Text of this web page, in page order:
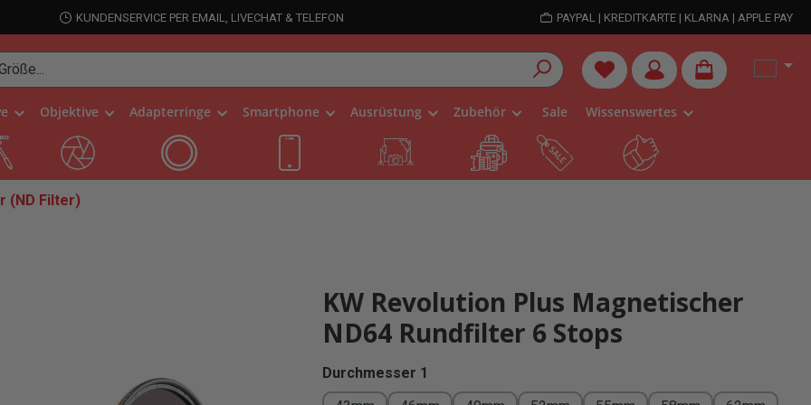
KUNDENSERVICE PER EMAIL, LIVECHAT & TELEFON PAYPAL | KREDITKARTE | KLARNA | APPLE PAY
Du hast 0 Produkte auf dem
Objektive Adapterringe Smartphone Ausrüstung Zubehör Sale Wissenswertes
(ND Filter)
KW Revolution Plus Magnetischer
ND64 Rundfilter 6 Stops
Durchmesser 1